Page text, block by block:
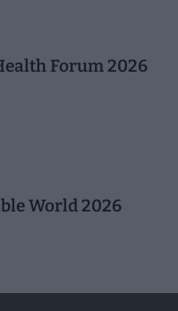
Forum 2026
World 2026